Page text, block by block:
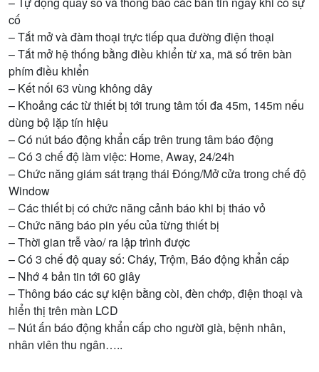
cố
– Tắt mở và đàm thoại trực tiếp qua đường điện thoại
– Tắt mở hệ thống bằng điều khiển từ xa, mã số trên bàn
phím điều khiển
– Kết nối 63 vùng không dây
– Khoảng các từ thiết bị tới trung tâm tối đa 45m, 145m nếu
dùng bộ lặp tín hiệu
– Có nút báo động khẩn cấp trên trung tâm báo động
– Có 3 chế độ làm việc: Home, Away, 24/24h
– Chức năng giám sát trạng thái Đóng/Mở cửa trong chế độ
Window
– Các thiết bị có chức năng cảnh báo khi bị tháo vỏ
– Chức năng báo pin yếu của từng thiết bị
– Thời gian trễ vào/ ra lập trình được
– Có 3 chế độ quay số: Cháy, Trộm, Báo động khẩn cấp
– Nhớ 4 bản tin tới 60 giây
– Thông báo các sự kiện bằng còi, đèn chớp, điện thoại và
hiển thị trên màn LCD
– Nút ấn báo động khẩn cấp cho người già, bệnh nhân,
nhân viên thu ngân…..